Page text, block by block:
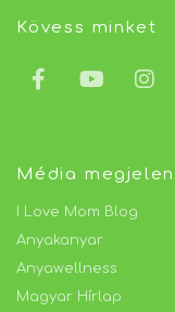
Kövess minket
Média
I Love Mom Blog
Anyakanyar
Anyawellness
Magyar Hírlap